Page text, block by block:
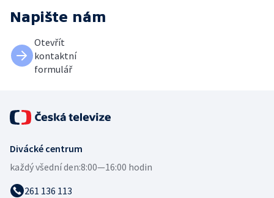
Napište nám
Otevřít
kontaktní
formulář
Divácké centrum
každý všední den:8:00—16:00 hodin
261 136 113